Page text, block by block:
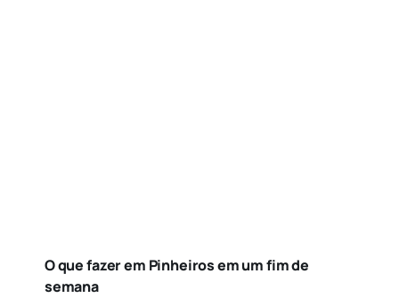
O que fazer em Pinheiros em um fim de
semana